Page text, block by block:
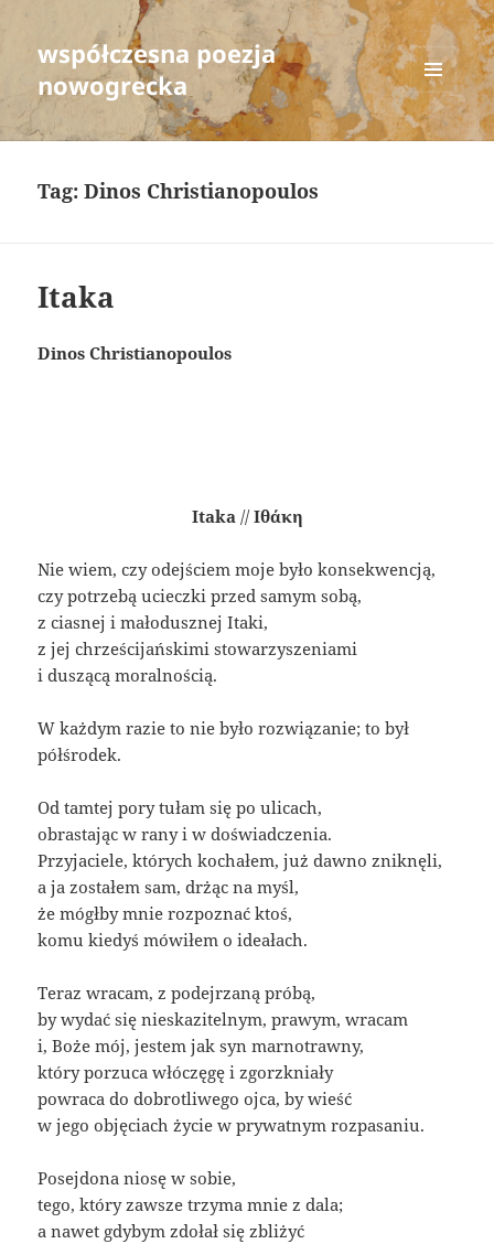
współczesna poezja
nowogrecka
MENU
AND
WIDGETS
Tag:Dinos Christianopoulos
Itaka
Dinos Christianopoulos
Itaka//Ιθάκη
Nie wiem, czy odejściem moje było konsekwencją,
czy potrzebą ucieczki przed samym sobą,
z ciasnej i małodusznej Itaki,
z jej chrześcijańskimi stowarzyszeniami
i duszącą moralnością.
W każdym razie to nie było rozwiązanie; to był
półśrodek.
Od tamtej pory tułam się po ulicach,
obrastając w rany i w doświadczenia.
Przyjaciele, których kochałem, już dawno zniknęli,
a ja zostałem sam, drżąc na myśl,
że mógłby mnie rozpoznać ktoś,
komu kiedyś mówiłem o ideałach.
Teraz wracam, z podejrzaną próbą,
by wydać się nieskazitelnym, prawym, wracam
i, Boże mój, jestem jak syn marnotrawny,
który porzuca włóczęgę i zgorzkniały
powraca do dobrotliwego ojca, by wieść
w jego objęciach życie w prywatnym rozpasaniu.
Posejdona niosę w sobie,
tego, który zawsze trzyma mnie z dala;
a nawet gdybym zdołał się zbliżyć